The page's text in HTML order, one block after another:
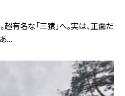
有名な「三猿」へ。実は、正面だ
...